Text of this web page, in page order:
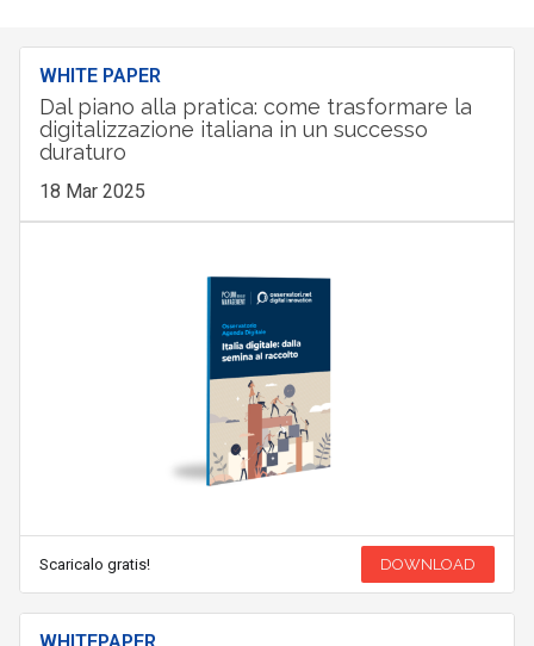
WHITE PAPER
Dal piano alla pratica: come trasformare la
digitalizzazione italiana in un successo
duraturo
18 Mar 2025
Scaricalo gratis! DOWNLOAD